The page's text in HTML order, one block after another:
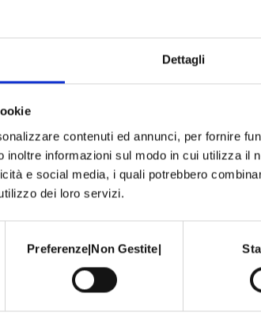
Dettagli
contenuti ed annunci, per fornire
inoltre informazioni sul modo in cui utilizza il
e social media, i quali potrebbero
dei loro servizi.
Preferenze|Non Gestite|